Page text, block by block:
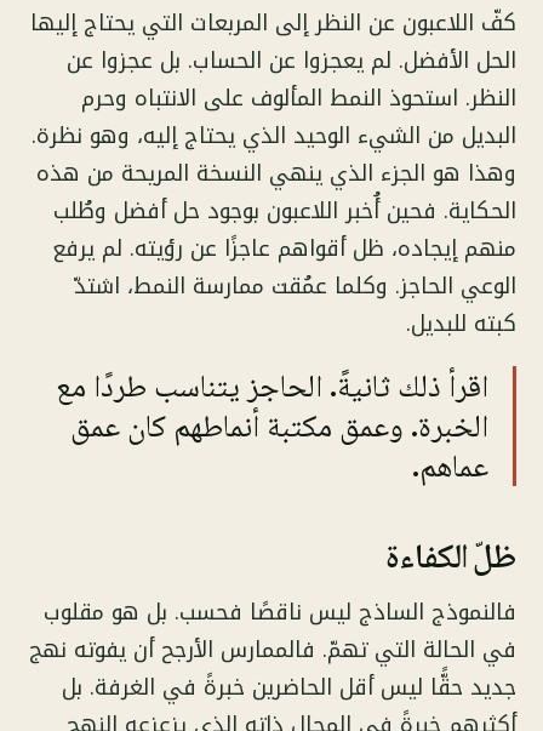
كفّ اللاعبون عن النظر إلى المربعات التي يحتاج إليها
الحل الأفضل. لم يعجزوا عن الحساب. بل عجزوا عن
النظر. استحوذ النمط المألوف على الانتباه وحرم
البديل من الشيء الوحيد الذي يحتاج إليه، وهو نظرة.
وهذا هو الجزء الذي ينهي النسخة المريحة من هذه
الحكاية. فحين أُخبر اللاعبون بوجود حل أفضل وطُلب
منهم إيجاده، ظل أقواهم عاجزًا عن رؤيته. لم يرفع
الوعي الحاجز. وكلما عمُقت ممارسة النمط، اشتدّ
كبته للبديل.
اقرأ ذلك ثانيةً. الحاجز يتناسب طردًا مع
الخبرة. وعمق مكتبة أنماطهم كان عمق
عماهم.
ظلّ الكفاءة
فالنموذج الساذج ليس ناقصًا فحسب. بل هو مقلوب
في الحالة التي تهمّ. فالممارس الأرجح أن يفوته نهج
جديد حقًّا ليس أقل الحاضرين خبرةً في الغرفة. بل